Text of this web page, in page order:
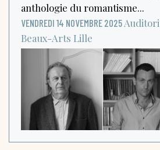
anthologie du romantisme...
VENDREDI 14 NOVEMBRE 2025
Beaux-Arts Lille